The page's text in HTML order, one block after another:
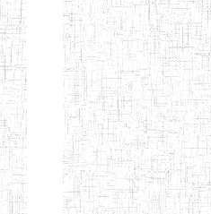
ENI
Chercher: